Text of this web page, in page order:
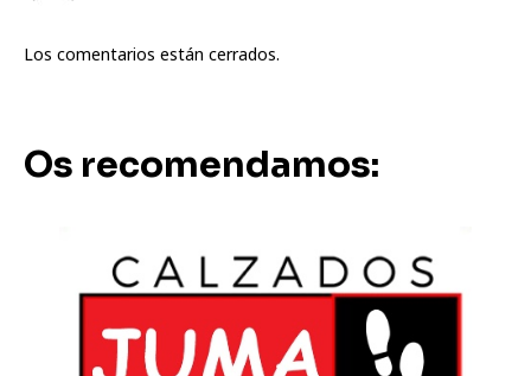
Los comentarios están cerrados.
Os recomendamos: